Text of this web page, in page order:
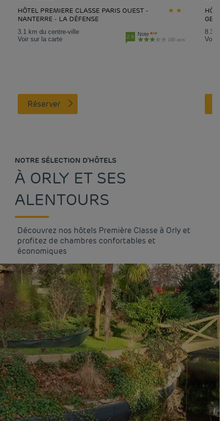
HÔTEL PREMIERE CLASSE PARIS OUEST -
NANTERRE - LA DÉFENSE
3.1 km du centre-ville
Voir sur la carte
2.9 Note
180 avis
Réserver
8.3
Voir
NOTRE SÉLECTION D'HÔTELS
À ORLY ET SES
ALENTOURS
Découvrez nos hôtels Première Classe à Orly et
profitez de chambres confortables et
économiques